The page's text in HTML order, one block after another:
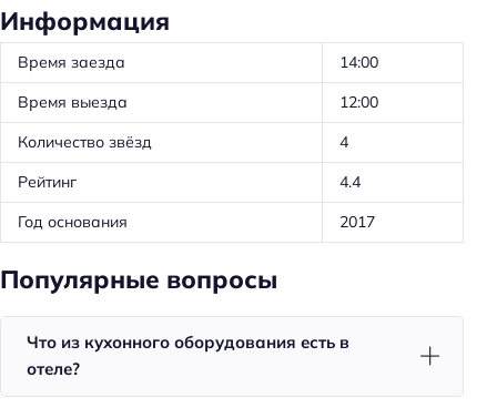
Утюг
Холодильник
Фен
Красота и здоровье
Баня
Сауна
Спорт и развлечения
Терраса
Площадка для пикника
Информация
Время заезда
14:00
Время выезда
12:00
Количество звёзд
4
Рейтинг
4.4
Год основания
2017
Популярные вопросы
Что из кухонного оборудования есть в
отеле?